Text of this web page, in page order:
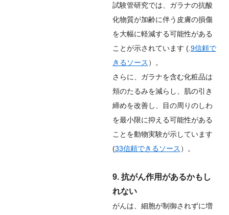
試験管研究では、ガラナの抗酸
化物質が加齢に伴う皮膚の損傷
を大幅に軽減する可能性がある
ことが示されています (. 9信頼で
きるソース ）。
さらに、ガラナを含む化粧品は
頬のたるみを減らし、肌の引き
締めを改善し、目の周りのしわ
を最小限に抑える可能性がある
ことを動物実験が示しています
(33信頼できるソース ）。
9. 抗がん作用があるかもし
れない
がんは、細胞が制御されずに増